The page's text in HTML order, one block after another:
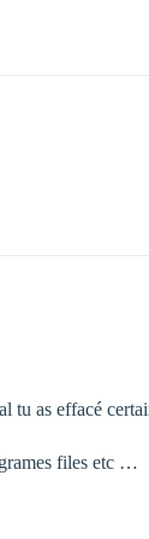
as effacé
files etc …